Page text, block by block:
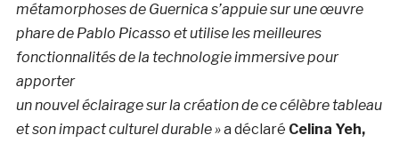
métamorphoses de Guernica s’appuie sur une œuvre
phare de Pablo Picasso et utilise les meilleures
fonctionnalités de la technologie immersive pour
apporter
un nouvel éclairage sur la création de ce célèbre tableau
et son impact culturel durable »a déclaré Celina Yeh,